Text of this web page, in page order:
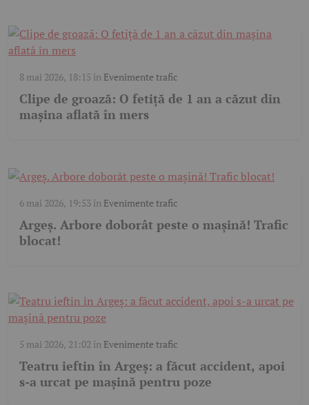
8 mai 2026, 18:15 în Evenimente trafic
Clipe de groază: O fetiță de 1 an a căzut din
mașina aflată în mers
6 mai 2026, 19:53 în Evenimente trafic
Argeș. Arbore doborât peste o mașină! Trafic
blocat!
5 mai 2026, 21:02 în Evenimente trafic
Teatru ieftin în Argeș: a făcut accident, apoi
s-a urcat pe mașină pentru poze